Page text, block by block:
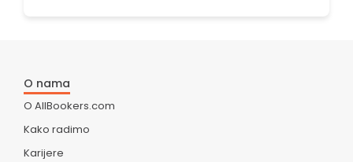
O nama
O AllBookers.com
Kako radimo
Karijere